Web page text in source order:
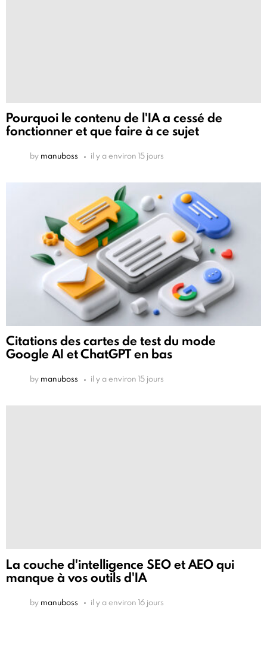
Pourquoi le contenu de l'IA a cessé de
fonctionner et que faire à ce sujet
by manuboss il y a environ 15 jours
Citations des cartes de test du mode
Google AI et ChatGPT en bas
by manuboss il y a environ 15 jours
La couche d'intelligence SEO et AEO qui
manque à vos outils d'IA
by manuboss il y a environ 16 jours